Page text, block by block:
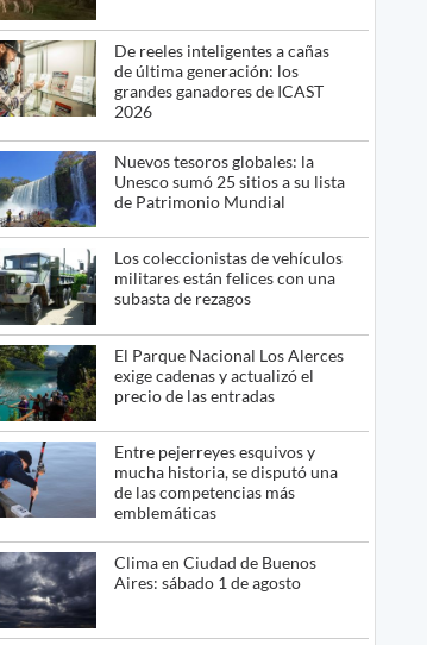
De reeles inteligentes a cañas
de última generación: los
grandes ganadores de ICAST
2026
Nuevos tesoros globales: la
Unesco sumó 25 sitios a su lista
de Patrimonio Mundial
Los coleccionistas de vehículos
militares están felices con una
subasta de rezagos
El Parque Nacional Los Alerces
exige cadenas y actualizó el
precio de las entradas
Entre pejerreyes esquivos y
mucha historia, se disputó una
de las competencias más
emblemáticas
Clima en Ciudad de Buenos
Aires: sábado 1 de agosto